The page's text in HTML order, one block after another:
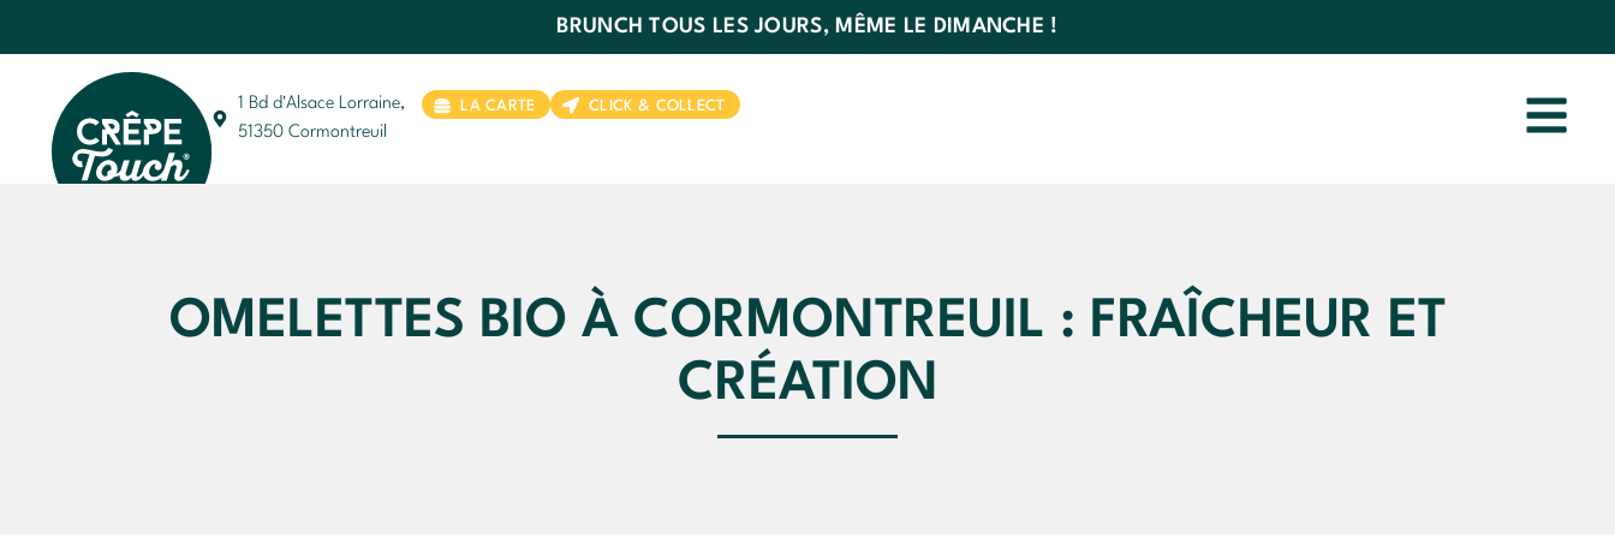
BRUNCH TOUS LES JOURS, MÊME LE DIMANCHE !
1 Bd d'Alsace Lorraine,
51350 Cormontreuil
LA CARTE CLICK & COLLECT
OMELETTES BIO À CORMONTREUIL : FRAÎCHEUR ET
CRÉATION